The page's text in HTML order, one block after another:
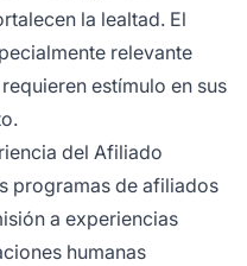
la lealtad. El
relevante
estímulo en sus
del Afiliado
programas de afiliados
a experiencias
humanas